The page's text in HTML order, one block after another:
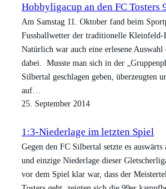
Hobbyligacup an den FC Tosters
Am Samstag 11. Oktober fand beim
Fussballwetter der traditionelle Kleinfeld-
Natürlich war auch eine erlesene
dabei. Musste man sich in der
Silbertal geschlagen geben, überzeugten
auf…
25. September 2014
1:3-Niederlage im letzten Spiel
Gegen den FC Silbertal setzte es
und einzige Niederlage dieser
vor dem Spiel klar war, dass der